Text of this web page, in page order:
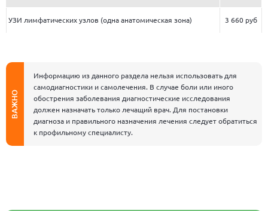
УЗИ лимфатических узлов (одна анатомическая зона) 3 660 руб
ВАЖНО
Информацию из данного раздела нельзя использовать для
самодиагностики и самолечения. В случае боли или иного
обострения заболевания диагностические исследования
должен назначать только лечащий врач. Для постановки
диагноза и правильного назначения лечения следует обратиться
к профильному специалисту.